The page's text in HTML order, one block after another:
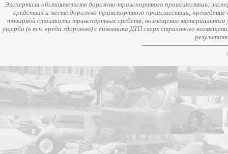
Экспертиза обстоятельств дорожно-транспортного происшествия;
средствах и месте дорожно-транспортного происшествия;
товарной стоимости транспортных средств; возмещение
ущерба (в т.ч. вреда здоровью) с виновника ДТП сверх страхового